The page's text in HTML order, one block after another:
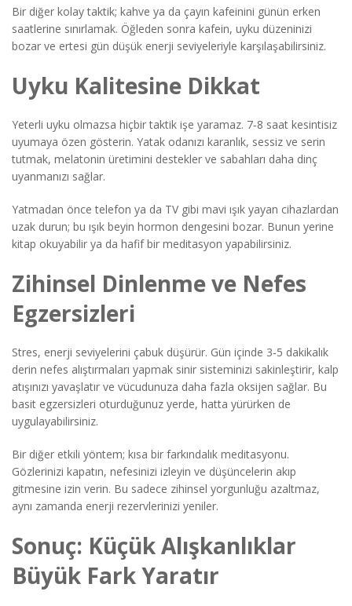
Bir diğer kolay taktik; kahve ya da çayın kafeinini günün erken
saatlerine sınırlamak. Öğleden sonra kafein, uyku düzeninizi
bozar ve ertesi gün düşük enerji seviyeleriyle karşılaşabilirsiniz.
Uyku Kalitesine Dikkat
Yeterli uyku olmazsa hiçbir taktik işe yaramaz. 7‑8 saat kesintisiz
uyumaya özen gösterin. Yatak odanızı karanlık, sessiz ve serin
tutmak, melatonin üretimini destekler ve sabahları daha dinç
uyanmanızı sağlar.
Yatmadan önce telefon ya da TV gibi mavi ışık yayan cihazlardan
uzak durun; bu ışık beyin hormon dengesini bozar. Bunun yerine
kitap okuyabilir ya da hafif bir meditasyon yapabilirsiniz.
Zihinsel Dinlenme ve Nefes
Egzersizleri
Stres, enerji seviyelerini çabuk düşürür. Gün içinde 3‑5 dakikalık
derin nefes alıştırmaları yapmak sinir sisteminizi sakinleştirir, kalp
atışınızı yavaşlatır ve vücudunuza daha fazla oksijen sağlar. Bu
basit egzersizleri oturduğunuz yerde, hatta yürürken de
uygulayabilirsiniz.
Bir diğer etkili yöntem; kısa bir farkındalık meditasyonu.
Gözlerinizi kapatın, nefesinizi izleyin ve düşüncelerin akıp
gitmesine izin verin. Bu sadece zihinsel yorgunluğu azaltmaz,
aynı zamanda enerji rezervlerinizi yeniler.
Sonuç: Küçük Alışkanlıklar
Büyük Fark Yaratır